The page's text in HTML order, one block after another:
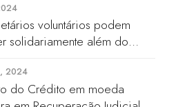
voluntários podem
além do
2024
do Crédito em moeda